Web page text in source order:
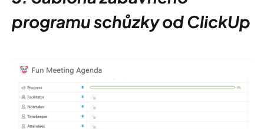
programu schůzky od ClickUp